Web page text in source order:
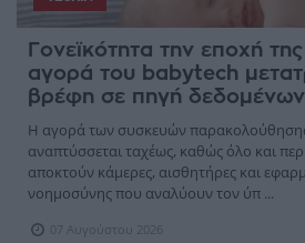
Γονεϊκότητα την εποχή
αγορά του babytech
βρέφη σε πηγή δεδομένων
Η αγορά των συσκευών
αναπτύσσεται ταχέως, καθώς όλο και
αποκτούν κάμερες, αισθητήρες και
νοημοσύνης που αναλύουν τον ύπ ...
07 Αυγούστου 2026